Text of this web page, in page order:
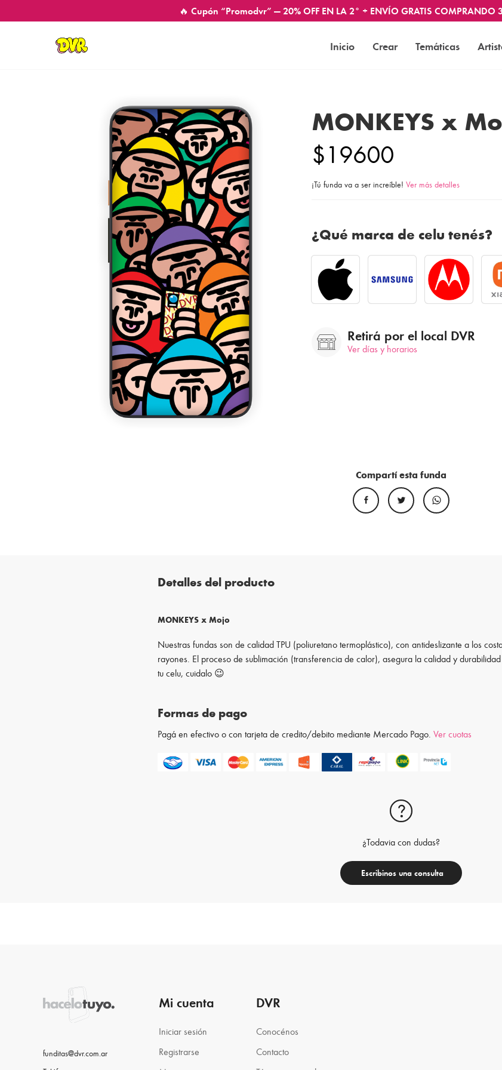
🔥 Cupón “Promodvr” — 20% OFF EN LA 2° + ENVÍO GRATIS COMPRANDO
Inicio Crear Temáticas
MONKEYS x
$19600
¡Tú funda va a ser increíble! Ver más detalles
¿Qué marca de celu tenés?
Retirá por el local DVR
Ver días y horarios
Compartí esta funda
Detalles del producto
MONKEYS x Mojo
Nuestras fundas son de calidad TPU (poliuretano termoplástico), con antideslizante a los
rayones. El proceso de sublimación (transferencia de calor), asegura la calidad y
tu celu, cuidalo 😉
Formas de pago
Pagá en efectivo o con tarjeta de credito/debito mediante Mercado Pago.Ver cuotas
¿Todavia con dudas?
Escribinos una consulta
funditas@dvr.com.ar
Mi cuenta
Iniciar sesión
Registrarse
DVR
Conocénos
Contacto